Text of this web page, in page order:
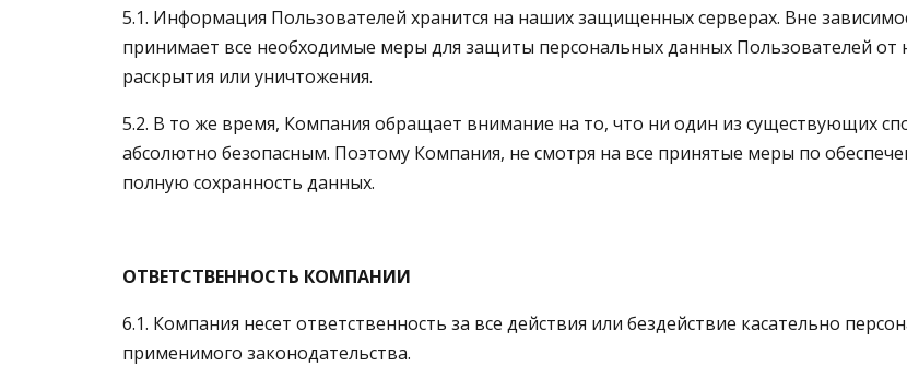
5.1. Информация Пользователей хранится на наших защищенных серверах. Вне
принимает все необходимые меры для защиты персональных данных Пользователей от
раскрытия или уничтожения.
5.2. В то же время, Компания обращает внимание на то, что ни один из существующих
абсолютно безопасным. Поэтому Компания, не смотря на все принятые меры по
полную сохранность данных.
ОТВЕТСТВЕННОСТЬ КОМПАНИИ
6.1. Компания несет ответственность за все действия или бездействие касательно
применимого законодательства.